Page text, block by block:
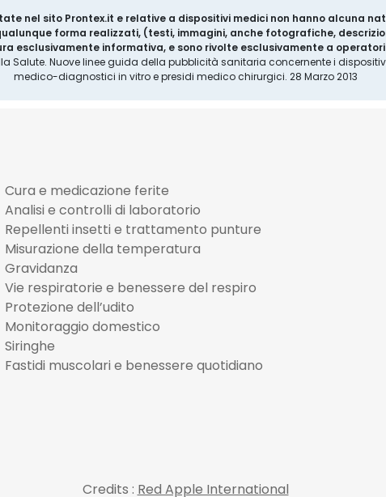
nel sito Prontex.it e relative a dispositivi medici non hanno alcuna
forma realizzati, (testi, immagini, anche fotografiche,
esclusivamente informativa, e sono rivolte esclusivamente a
Salute. Nuove linee guida della pubblicità sanitaria concernente i
medico-diagnostici in vitro e presidi medico chirurgici. 28 Marzo 2013
Cura e medicazione ferite
Analisi e controlli di laboratorio
Repellenti insetti e trattamento punture
Misurazione della temperatura
Gravidanza
Vie respiratorie e benessere del respiro
Protezione dell’udito
Monitoraggio domestico
Siringhe
Fastidi muscolari e benessere quotidiano
Credits : Red Apple International